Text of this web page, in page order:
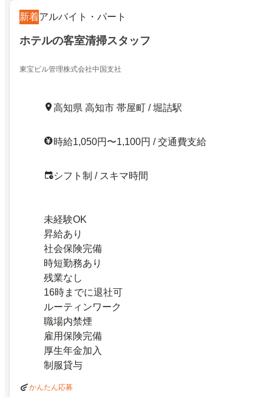
新着アルバイト・パート
ホテルの客室清掃スタッフ
東宝ビル管理株式会社中国支社
高知県 高知市 帯屋町 / 堀詰駅
時給1,050円〜1,100円 / 交通費支給
シフト制 / スキマ時間
未経験OK
昇給あり
社会保険完備
時短勤務あり
残業なし
16時までに退社可
ルーティンワーク
職場内禁煙
雇用保険完備
厚生年金加入
制服貸与
かんたん応募